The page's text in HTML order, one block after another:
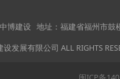
博建设 地址：福建省福州
发展有限公司 ALL RIGHTS